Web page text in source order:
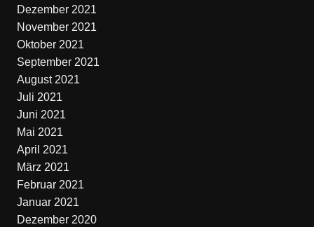
Dezember 2021
November 2021
Oktober 2021
September 2021
August 2021
Juli 2021
Juni 2021
Mai 2021
April 2021
März 2021
Februar 2021
Januar 2021
Dezember 2020